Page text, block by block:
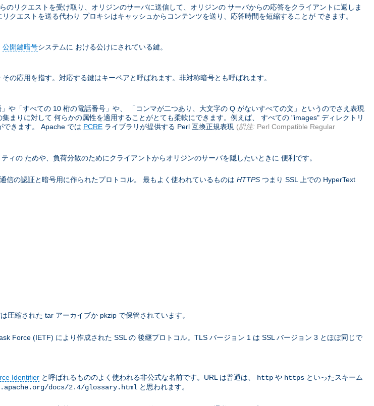
リクエストを受け取り、オリジンのサーバに送信して、オリジンの サーバからの応答をクライアントに返しま
クエストを送る代わり プロキシはキャッシュからコンテンツを送り、応答時間を短縮することが できます。
公開鍵暗号システムに おける公けにされている鍵。
の応用を指す。対応する鍵はキーペアと呼ばれます。非対称暗号とも呼ばれます。
や「すべての 10 桁の電話番号」や、 「コンマが二つあり、大文字の Q がないすべての文」というのでさえ表現
まりに対して 何らかの属性を適用することがとても柔軟にできます。例えば、 すべての "images" ディレクトリ
できます。 Apache では PCRE ライブラリが提供する Perl 互換正規表現 (訳注: Perl Compatible Regular
ィの ためや、負荷分散のためにクライアントからオリジンのサーバを隠したいときに 便利です。
の認証と暗号用に作られたプロトコル。 最もよく使われているものは HTTPS つまり SSL 上での HyperText
縮された tar アーカイブか pkzip で保管されています。
Force (IETF) により作成された SSL の 後継プロトコル。TLS バージョン 1 は SSL バージョン 3 とほぼ同じで
Identifier と呼ばれるもののよく使われる非公式な名前です。URL は普通は、 http や https といったスキーム
docs/2.4/glossary.html と思われます。